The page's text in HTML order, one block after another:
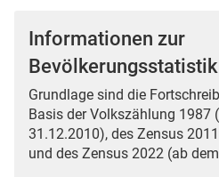
Informationen zur
Bevölkerungsstatistik
Grundlage sind die
Basis der Volkszählung 1987
31.12.2010), des Zensus
und des Zensus 2022 (ab